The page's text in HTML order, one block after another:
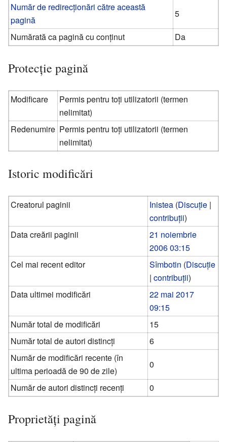
Număr de redirecționări către această
pagină
5
Numărată ca pagină cu conținut
Da
Protecție pagină
Modificare
Permis pentru toți utilizatorii (termen
nelimitat)
Redenumire Permis pentru toți utilizatorii (termen
nelimitat)
Istoric modificări
Creatorul paginii Inistea (Discuție |
contribuții)
Data creării paginii
21 noiembrie
2006 03:15
Cel mai recent editor
Sîmbotin (Discuție
|contribuții)
Data ultimei modificări
22 mai 2017
09:15
Număr total de modificări
15
Număr total de autori distincți
6
Număr de modificări recente (în
ultima perioadă de 90 de zile)
0
Număr de autori distincți recenți
0
Proprietăți pagină